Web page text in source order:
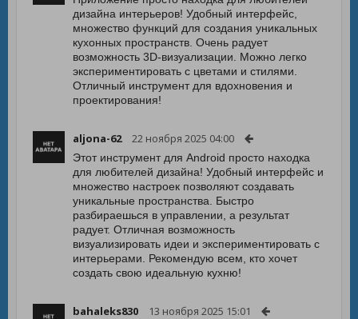
дизайна интерьеров! Удобный интерфейс,
множество функций для создания уникальных
кухонных пространств. Очень радует
возможность 3D-визуализации. Можно легко
экспериментировать с цветами и стилями.
Отличный инструмент для вдохновения и
проектирования!
aljona-62 22 ноября 2025 04:00
Этот инструмент для Android просто находка
для любителей дизайна! Удобный интерфейс и
множество настроек позволяют создавать
уникальные пространства. Быстро
разбираешься в управлении, а результат
радует. Отличная возможность
визуализировать идеи и экспериментировать с
интерьерами. Рекомендую всем, кто хочет
создать свою идеальную кухню!
bahaleks830 13 ноября 2025 15:01